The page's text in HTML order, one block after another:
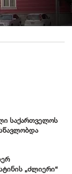
საქართველოს
„ძლიერი“